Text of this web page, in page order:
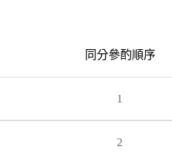
同分參酌順序
1
2